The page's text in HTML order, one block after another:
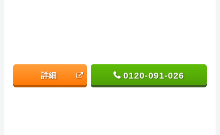
詳細 0120-091-026